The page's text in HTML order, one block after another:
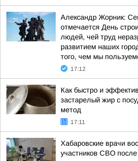
Александр Жорник:
отмечается День
людей, чей труд
развитием наших
того, чем мы
17:12
Как быстро и
застарелый жир с
метод
17:11
Хабаровские врачи
участников СВО